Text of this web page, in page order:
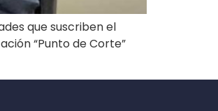
que suscriben el
“Punto de Corte”